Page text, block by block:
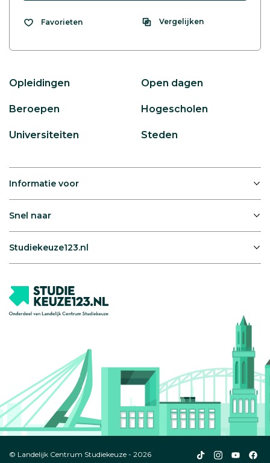
Favorieten Vergelijken
Opleidingen Open dagen
Beroepen Hogescholen
Universiteiten Steden
Informatie voor
Snel naar
Studiekeuze123.nl
© Landelijk Centrum Studiekeuze - 2026
Studiekeuze123